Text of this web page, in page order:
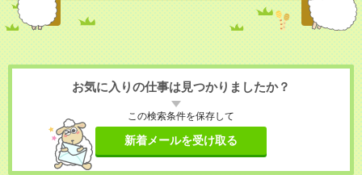
お気に入りの仕事は見つかりましたか？
この検索条件を保存して
新着メールを受け取る